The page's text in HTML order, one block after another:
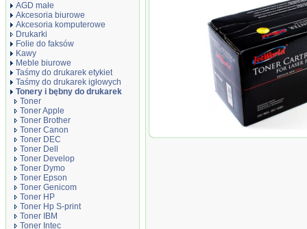
AGD małe
Akcesoria biurowe
Akcesoria komputerowe
Drukarki
Folie do faksów
Kawy
Meble biurowe
Taśmy do drukarek etykiet
Taśmy do drukarek igłowych
Tonery i bębny do drukarek
Toner
Toner Apple
Toner Brother
Toner Canon
Toner DEC
Toner Dell
Toner Develop
Toner Dymo
Toner Epson
Toner Genicom
Toner HP
Toner Hp S-print
Toner IBM
Toner Intec
Toner JetWorld Cyan